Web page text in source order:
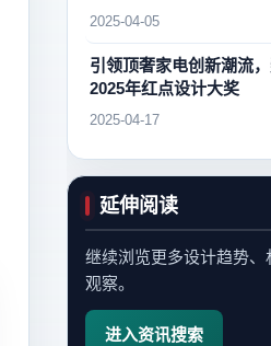
2025-04-05
引领顶奢家电创新潮流
2025年红点设计大奖
2025-04-17
延伸阅读
继续浏览更多设计趋势、
观察。
进入资讯搜索